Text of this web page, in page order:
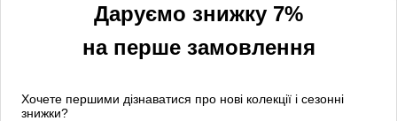
Даруємо знижку 7%
на перше замовлення
Хочете першими дізнаватися про нові колекції і сезонні
знижки?